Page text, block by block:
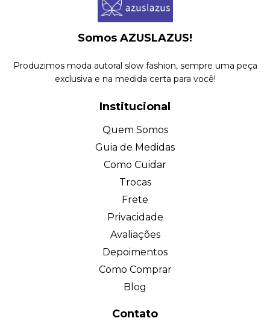
Somos AZUSLAZUS!
Produzimos moda autoral slow fashion, sempre uma peça
exclusiva e na medida certa para você!
Institucional
Quem Somos
Guia de Medidas
Como Cuidar
Trocas
Frete
Privacidade
Avaliações
Depoimentos
Como Comprar
Blog
Contato